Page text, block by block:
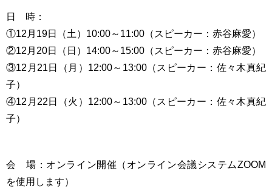
日 時：
①12月19日（土）10:00～11:00（スピーカー：赤谷麻愛）
②12月20日（日）14:00～15:00（スピーカー：赤谷麻愛）
③12月21日（月）12:00～13:00（スピーカー：佐々木真紀
子）
④12月22日（火）12:00～13:00（スピーカー：佐々木真紀
子）
会 場：オンライン開催（オンライン会議システムZOOM
を使用します）